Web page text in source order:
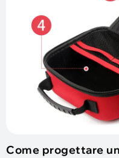
Come progettare